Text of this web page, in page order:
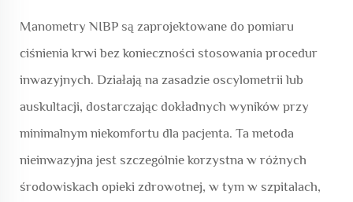
Manometry NIBP są zaprojektowane do pomiaru
ciśnienia krwi bez konieczności stosowania procedur
inwazyjnych. Działają na zasadzie oscylometrii lub
auskultacji, dostarczając dokładnych wyników przy
minimalnym niekomfortu dla pacjenta. Ta metoda
nieinwazyjna jest szczególnie korzystna w różnych
środowiskach opieki zdrowotnej, w tym w szpitalach,